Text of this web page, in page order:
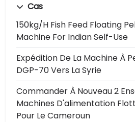
Cas
150kg/h Fish Feed Floating
Machine For Indian Self-Use
Expédition De La Machine À
DGP-70 Vers La Syrie
Commander À Nouveau 2
Machines D'alimentation
Pour Le Cameroun